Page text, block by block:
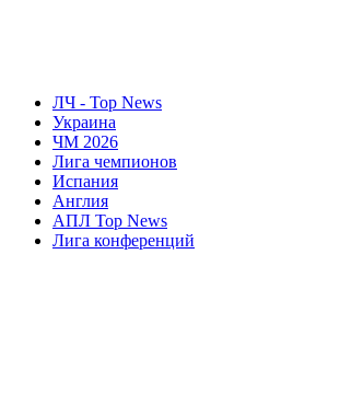
ЛЧ - Top News
Украина
ЧМ 2026
Лига чемпионов
Испания
Англия
АПЛ Top News
Лига конференций